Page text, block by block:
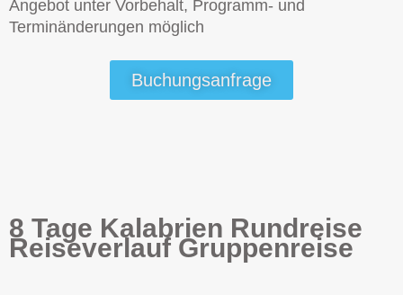
Angebot unter Vorbehalt, Programm- und
Terminänderungen möglich
Buchungsanfrage
8 Tage Kalabrien Rundreise
Reiseverlauf Gruppenreise